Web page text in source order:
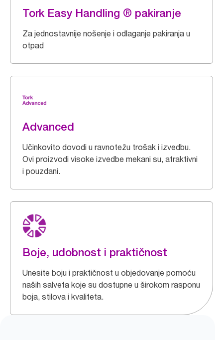
Tork Easy Handling ® pakiranje
Za jednostavnije nošenje i odlaganje pakiranja u
otpad
Advanced
Učinkovito dovodi u ravnotežu trošak i izvedbu.
Ovi proizvodi visoke izvedbe mekani su, atraktivni
i pouzdani.
Boje, udobnost i praktičnost
Unesite boju i praktičnost u objedovanje pomoću
naših salveta koje su dostupne u širokom rasponu
boja, stilova i kvaliteta.